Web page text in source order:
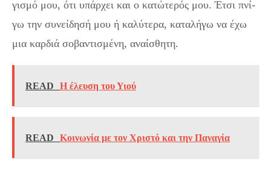
γι­σμό μου, ότι υπάρ­χει και ο κα­τώ­τε­ρός μου. Έτσι πνί­
γω την συ­νεί­δη­σή μου ή κα­λύ­τε­ρα, κα­τα­λή­γω να έχω
μια καρ­διά σο­βαν­τι­σμέ­νη, αναί­σθη­τη.
READ Η έλευση του Υιού
READ Κοινωνία με τον Χριστό και την Παναγία